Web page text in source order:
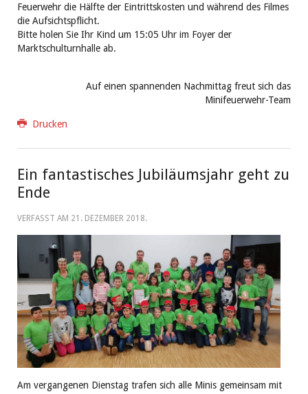
Feuerwehr die Hälfte der Eintrittskosten und während des Filmes
die Aufsichtspflicht.
Bitte holen Sie Ihr Kind um 15:05 Uhr im Foyer der
Marktschulturnhalle ab.
Auf einen spannenden Nachmittag freut sich das
Minifeuerwehr-Team
Drucken
Ein fantastisches Jubiläumsjahr geht zu
Ende
VERFASST AM 21. DEZEMBER 2018.
Am vergangenen Dienstag trafen sich alle Minis gemeinsam mit